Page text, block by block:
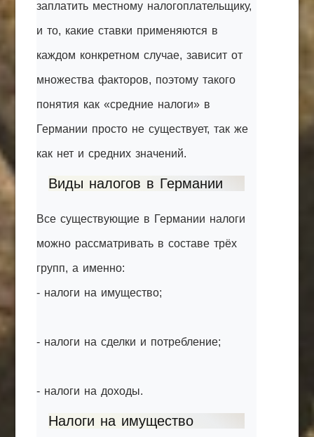
заплатить местному налогоплательщику,
и то, какие ставки применяются в
каждом конкретном случае, зависит от
множества факторов, поэтому такого
понятия как «средние налоги» в
Германии просто не существует, так же
как нет и средних значений.
Виды налогов в Германии
Все существующие в Германии налоги
можно рассматривать в составе трёх
групп, а именно:
- налоги на имущество;
- налоги на сделки и потребление;
- налоги на доходы.
Налоги на имущество